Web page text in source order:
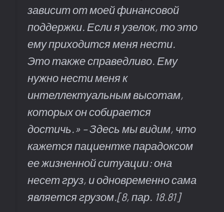
зависит от моей финансовой
поддержки. Если я узелок, то это
ему приходится меня нести.
Это также справедливо. Ему
нужно нести меня к
интеллектуальным высотам,
которых он собирается
достичь.» – Здесь мы видим, что
кажется пациентке парадоксом
ее жизненной ситуации: она
несет груз, и одновременно сама
является грузом.[8, пар. 18.81]